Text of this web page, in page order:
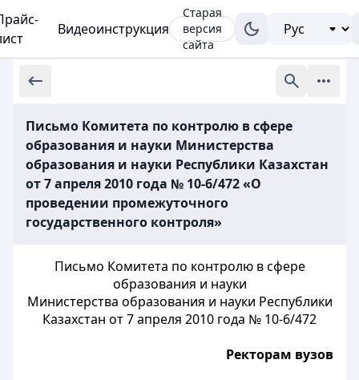
Видеоинструкция
Старая
версия
сайта
Письмо Комитета по контролю в сфере
образования и науки Министерства
образования и науки Республики Казахстан
от 7 апреля 2010 года № 10-6/472 «О
проведении промежуточного
государственного контроля»
Письмо Комитета по контролю в сфере
образования и науки
Министерства образования и науки Республики
Казахстан от 7 апреля 2010 года № 10-6/472
Ректорам вузов